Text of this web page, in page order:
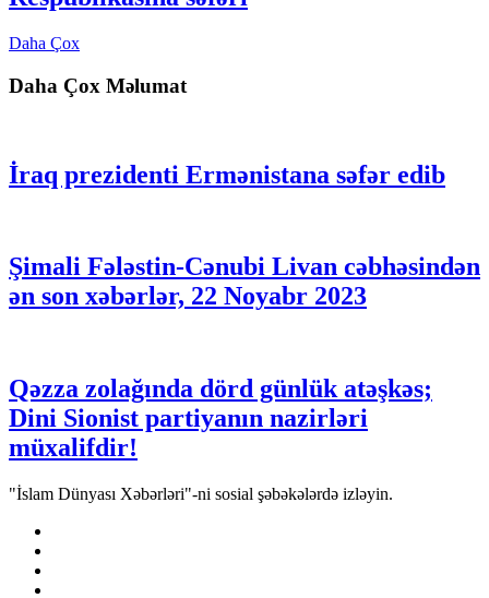
Daha Çox
Daha Çox Məlumat
İraq prezidenti Ermənistana səfər edib
Şimali Fələstin-Cənubi Livan cəbhəsindən
ən son xəbərlər, 22 Noyabr 2023
Qəzza zolağında dörd günlük atəşkəs;
Dini Sionist partiyanın nazirləri
müxalifdir!
"İslam Dünyası Xəbərləri"-ni sosial şəbəkələrdə izləyin.